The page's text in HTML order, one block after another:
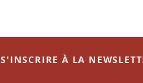
S'INSCRIRE À LA